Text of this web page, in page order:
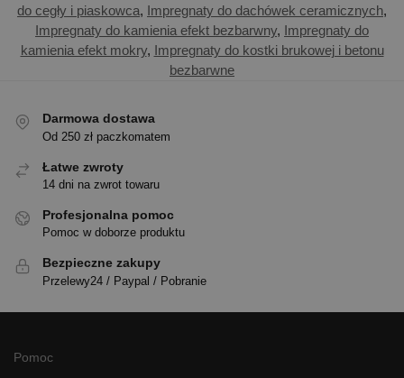
do cegły i piaskowca, Impregnaty do dachówek ceramicznych,
Impregnaty do kamienia efekt bezbarwny, Impregnaty do
kamienia efekt mokry, Impregnaty do kostki brukowej i betonu
bezbarwne
Darmowa dostawa
Od 250 zł paczkomatem
Łatwe zwroty
14 dni na zwrot towaru
Profesjonalna pomoc
Pomoc w doborze produktu
Bezpieczne zakupy
Przelewy24 / Paypal / Pobranie
Pomoc